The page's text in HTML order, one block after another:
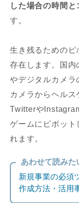
した場合の時間
す。
生き残るためのピ
存在します。国内
やデジタルカメラ
カメラからヘルス
Twitterや
ゲームにピボッ
れます。
あわせて読みた
新規事業の必須
作成方法・活用